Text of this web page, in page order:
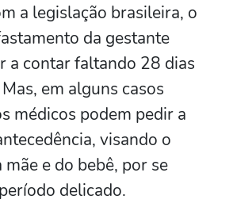
a legislação brasileira, o
da gestante
a contar faltando 28 dias
em alguns casos
médicos podem pedir a
visando o
e do bebê, por se
delicado.